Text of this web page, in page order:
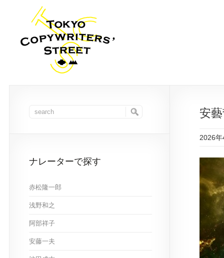
安
2026
ナレーターで探す
赤松隆一郎
浅野和之
阿部祥子
安藤一夫